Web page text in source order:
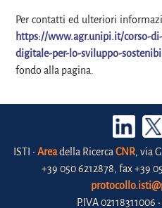
Per contatti ed ulteriori
https://www.agr.unipi.it/corso-
digitale-per-lo-sviluppo-
fondo alla pagina.
ISTI • Areadella Ricerca CNR, via
+39 050 6212878, fax +39
P.IVA 02118311006